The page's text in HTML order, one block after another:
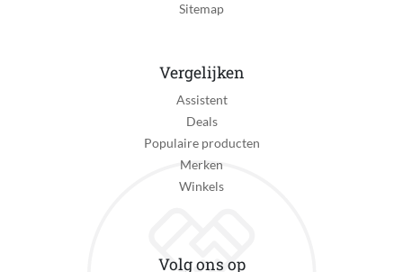
Sitemap
Vergelijken
Assistent
Deals
Populaire producten
Merken
Winkels
Volg ons op